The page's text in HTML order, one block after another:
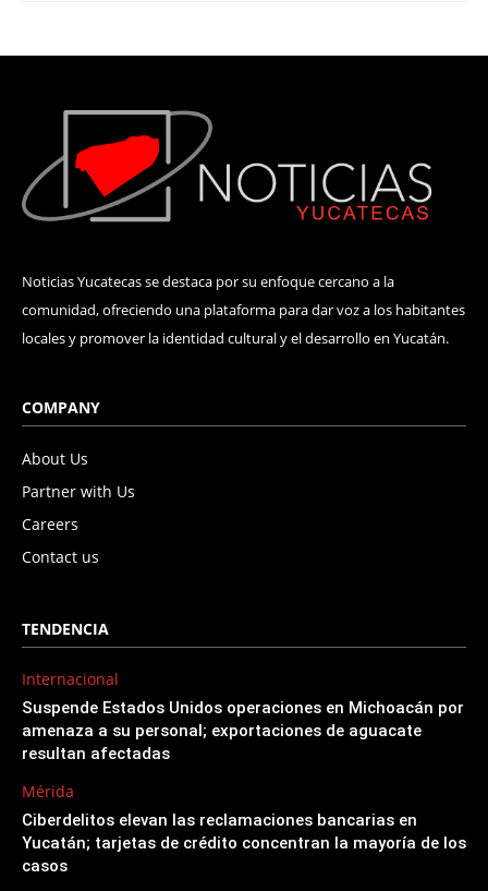
Noticias Yucatecas se destaca por su enfoque cercano a la
comunidad, ofreciendo una plataforma para dar voz a los habitantes
locales y promover la identidad cultural y el desarrollo en Yucatán.
COMPANY
About Us
Partner with Us
Careers
Contact us
TENDENCIA
Internacional
Suspende Estados Unidos operaciones en Michoacán por
amenaza a su personal; exportaciones de aguacate
resultan afectadas
Mérida
Ciberdelitos elevan las reclamaciones bancarias en
Yucatán; tarjetas de crédito concentran la mayoría de los
casos